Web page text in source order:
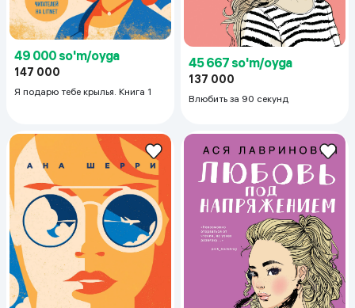
49 000 so'm/oyga
147 000
Я подарю тебе крылья. Книга 1
45 667 so'm/oyga
137 000
Влюбить за 90 секунд